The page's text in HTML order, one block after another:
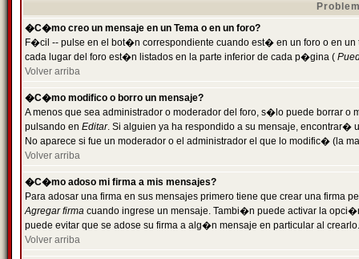
�C�mo creo un mensaje en un Tema o en un foro?
F�cil -- pulse en el bot�n correspondiente cuando est� en un foro o en
cada lugar del foro est�n listados en la parte inferior de cada p�gina (
Volver arriba
�C�mo modifico o borro un mensaje?
A menos que sea administrador o moderador del foro, s�lo puede borrar o
pulsando en Editar. Si alguien ya ha respondido a su mensaje, encontrar�
No aparece si fue un moderador o el administrador el que lo modific� (la
Volver arriba
�C�mo adoso mi firma a mis mensajes?
Para adosar una firma en sus mensajes primero tiene que crear una firma
Agregar firma cuando ingrese un mensaje. Tambi�n puede activar la
puede evitar que se adose su firma a alg�n mensaje en particular al crearlo.
Volver arriba